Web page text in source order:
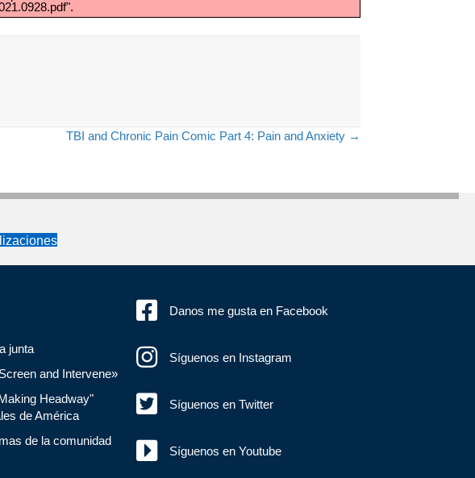
TBI and Chronic Pain Comic Part 4: Pain and Anxiety →
junta
and Intervene»
Headway"
de América
de la comunidad
Danos me gusta en Facebook
Síguenos en Instagram
Síguenos en Twitter
Síguenos en Youtube